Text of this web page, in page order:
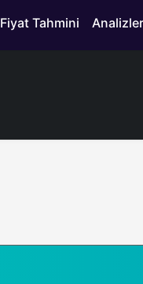
Fiyat Tahmini Analizler